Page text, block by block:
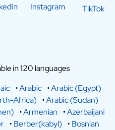
Instagram TikTok
in 120 languages
•Arabic •Arabic (Egypt)
Africa) •Arabic (Sudan)
•Armenian •Azerbaijani
•Berber(kabyl) •Bosnian